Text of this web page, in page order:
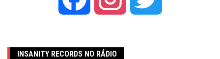
INSANITY RECORDS NO RÁDIO